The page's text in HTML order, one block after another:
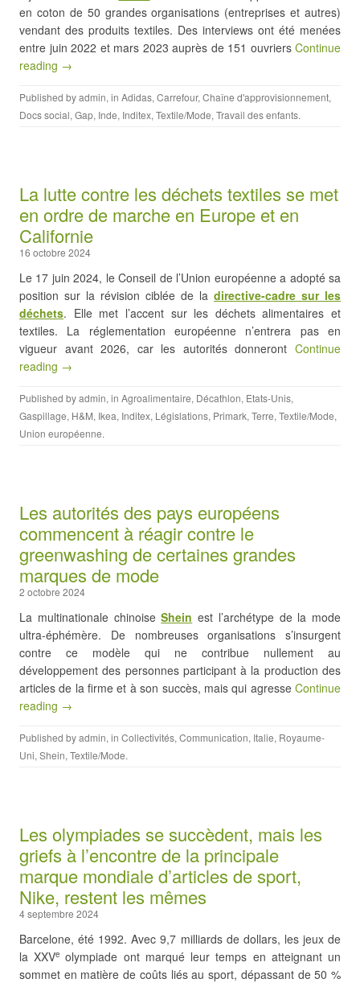
en coton de 50 grandes organisations (entreprises et autres)
vendant des produits textiles. Des interviews ont été menées
entre juin 2022 et mars 2023 auprès de 151 ouvriers Continue
reading →
Published byadmin, in Adidas, Carrefour, Chaîne d'approvisionnement,
Docs social, Gap, Inde, Inditex, Textile/Mode, Travail des enfants.
La lutte contre les déchets textiles se met
en ordre de marche en Europe et en
Californie
16 octobre 2024
Le 17 juin 2024, le Conseil de l’Union européenne a adopté sa
position sur la révision ciblée de la directive-cadre sur les
déchets. Elle met l’accent sur les déchets alimentaires et
textiles. La réglementation européenne n’entrera pas en
vigueur avant 2026, car les autorités donneront Continue
reading →
Published byadmin, in Agroalimentaire, Décathlon, Etats-Unis,
Gaspillage, H&M, Ikea, Inditex, Législations, Primark, Terre, Textile/Mode,
Union européenne.
Les autorités des pays européens
commencent à réagir contre le
greenwashing de certaines grandes
marques de mode
2 octobre 2024
La multinationale chinoiseShein est l’archétype de la mode
ultra-éphémère. De nombreuses organisations s’insurgent
contre ce modèle qui ne contribue nullement au
développement des personnes participant à la production des
articles de la firme et à son succès, mais qui agresse Continue
reading →
Published byadmin, in Collectivités, Communication, Italie, Royaume-
Uni, Shein, Textile/Mode.
Les olympiades se succèdent, mais les
griefs à l’encontre de la principale
marque mondiale d’articles de sport,
Nike, restent les mêmes
4 septembre 2024
Barcelone, été 1992. Avec 9,7 milliards de dollars, les jeux de
la XXVe olympiade ont marqué leur temps en atteignant un
sommet en matière de coûts liés au sport, dépassant de 50 %